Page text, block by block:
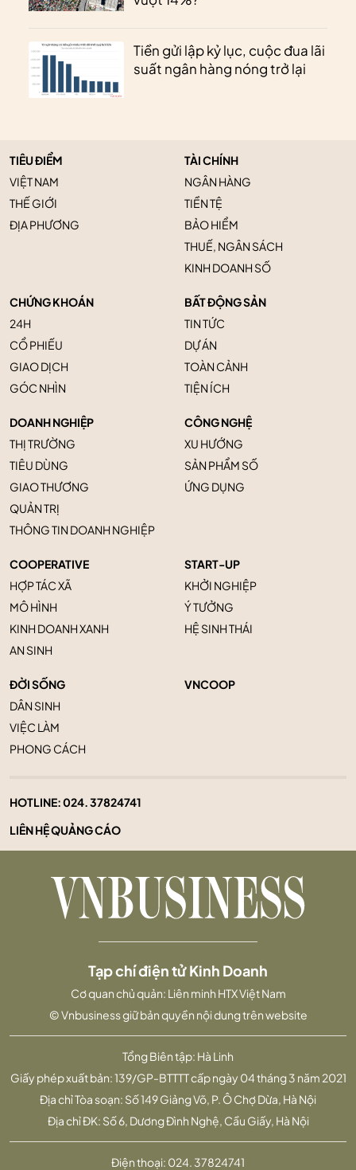
Tiền gửi lập kỷ lục, cuộc đua lãi
suất ngân hàng nóng trở lại
TIÊU ĐIỂM
VIỆT NAM
THẾ GIỚI
ĐỊA PHƯƠNG
TÀI CHÍNH
NGÂN HÀNG
TIỀN TỆ
BẢO HIỂM
THUẾ, NGÂN SÁCH
KINH DOANH SỐ
CHỨNG KHOÁN
24H
CỔ PHIẾU
GIAO DỊCH
GÓC NHÌN
BẤT ĐỘNG SẢN
TIN TỨC
DỰ ÁN
TOÀN CẢNH
TIỆN ÍCH
DOANH NGHIỆP
THỊ TRƯỜNG
TIÊU DÙNG
GIAO THƯƠNG
QUẢN TRỊ
THÔNG TIN DOANH NGHIỆP
CÔNG NGHỆ
XU HƯỚNG
SẢN PHẨM SỐ
ỨNG DỤNG
COOPERATIVE
HỢP TÁC XÃ
MÔ HÌNH
KINH DOANH XANH
AN SINH
START-UP
KHỞI NGHIỆP
Ý TƯỞNG
HỆ SINH THÁI
ĐỜI SỐNG
DÂN SINH
VIỆC LÀM
PHONG CÁCH
VNCOOP
HOTLINE:024. 37824741
LIÊN HỆ QUẢNG CÁO
Tổng Biên tập: Hà Linh
Giấy phép xuất bản: 139/GP-BTTTT cấp ngày 04 tháng 3 năm 2021
Địa chỉ Tòa soạn: Số 149 Giảng Võ, P. Ô Chợ Dừa, Hà Nội
Địa chỉ ĐK: Số 6, Dương Đình Nghệ, Cầu Giấy, Hà Nội
Tạp chí điện tử Kinh Doanh
Cơ quan chủ quản: Liên minh HTX Việt Nam
© Vnbusiness giữ bản quyền nội dung trên website
Điện thoại: 024. 37824741